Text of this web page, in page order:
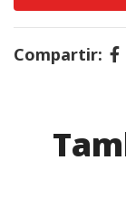
Compartir: